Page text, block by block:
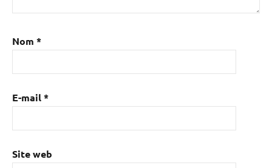
Nom *
E-mail*
Site web